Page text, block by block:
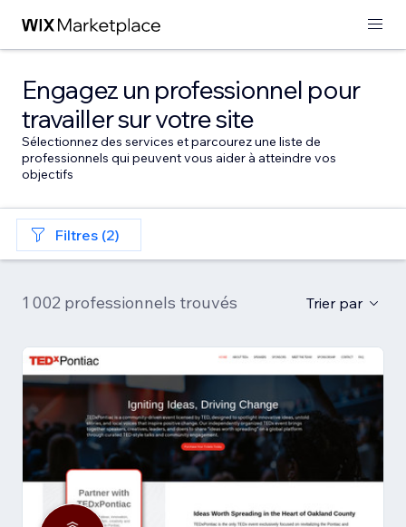
Engagez un professionnel pour
travailler sur votre site
Sélectionnez des services et parcourez une liste de
professionnels qui peuvent vous aider à atteindre vos
objectifs
Filtres (2)
1 002 professionnels trouvés Trier par